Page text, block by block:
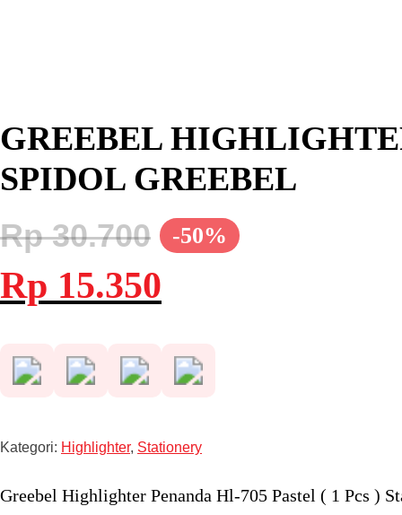
GREEBEL
SPIDOL GREEBEL
-50%
Rp30.700
Harga
aslinya
adalah:
Rp 15.350ini
Kategori: Highlighter, Stationery
Greebel Highlighter Penanda Hl-705 Pastel ( 1 Pcs )